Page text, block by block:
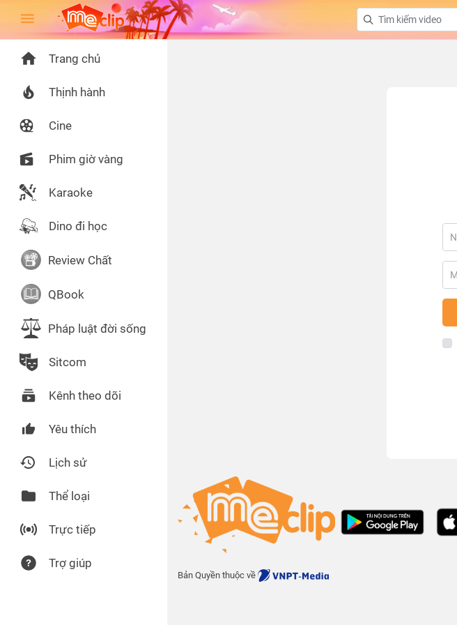
Trang chủ
Thịnh hành
Cine
Phim giờ vàng
Karaoke
Dino đi học
Review Chất
QBook
Pháp luật đời sống
Sitcom
Kênh theo dõi
Yêu thích
Lịch sử
Thể loại
Trực tiếp
Trợ giúp
Bản Quyền thuộc về